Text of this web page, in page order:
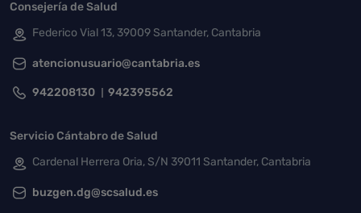
Consejería de Salud
Federico Vial 13, 39009 Santander, Cantabria
atencionusuario@cantabria.es
942208130 942395562
Servicio Cántabro de Salud
Cardenal Herrera Oria, S/N 39011 Santander, Cantabria
buzgen.dg@scsalud.es